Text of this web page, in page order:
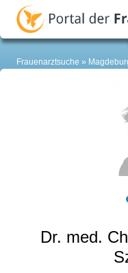
Frauenarztsuche
Dr. med.